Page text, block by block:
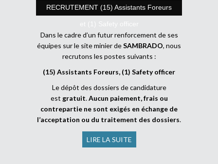
RECRUTEMENT (15) Assistants Foreurs
et (1) Safety officer
Dans le cadre d’un futur renforcement de ses
équipes sur le site minier deSAMBRADO, nous
recrutons les postes suivants :
(15) Assistants Foreurs, (1) Safety officer
Le dépôt des dossiers de candidature
est gratuit.Aucun paiement, frais ou
contrepartie ne sont exigés en échange de
l’acceptation ou du traitement des dossiers.
LIRE LA SUITE